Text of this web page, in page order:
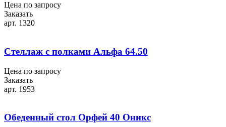
Цена по запросу
Заказать
арт. 1320
Стеллаж с полками Альфа 64.50
Цена по запросу
Заказать
арт. 1953
Обеденный стол Орфей 40 Оникс